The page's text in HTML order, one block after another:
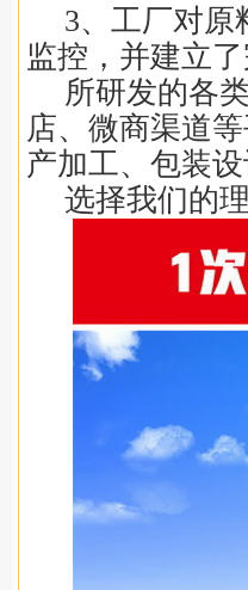
3、工厂对原
监控，并建立
所研发的各
店、微商渠道
产加工、包装
选择我们的